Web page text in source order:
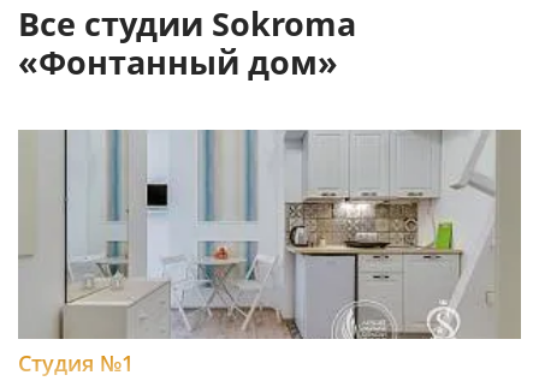
Все студии Sokroma
«Фонтанный дом»
Студия №1